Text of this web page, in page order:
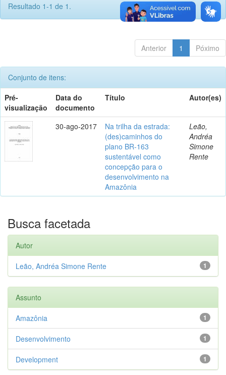
Resultado 1-1 de 1.
Anterior 1 Póximo
Conjunto de itens:
Pré-
visualização
Data do
documento
Título Autor(es)
30-ago-2017
Na trilha da estrada:
(des)caminhos do
plano BR-163
sustentável como
concepção para o
desenvolvimento na
Amazônia
Leão,
Andréa
Simone
Rente
Busca facetada
Autor
1
Leão, Andréa Simone Rente
Assunto
1
Amazônia
1
Desenvolvimento
1
Development